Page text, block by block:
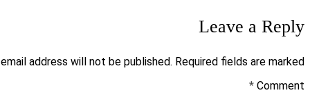
Leave a Reply
address will not be published. Required fields are marked *
Comment
*